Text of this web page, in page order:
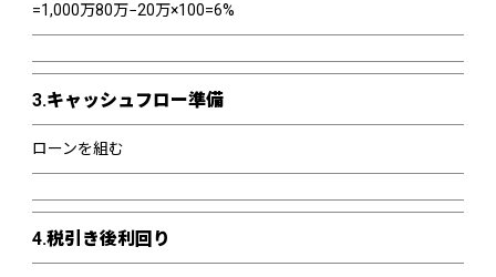
=1,000万80万−20万×100=6%
3.キャッシュフロー準備
ローンを組む
4.税引き後利回り